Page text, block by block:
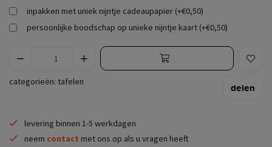
inpakken met uniek nijntje cadeaupapier (+€0,50)
persoonlijke boodschap op unieke nijntje kaart (+€0,50)
categorieën: tafelen
delen
levering binnen 1-5 werkdagen
neem contact met ons op als u vragen heeft